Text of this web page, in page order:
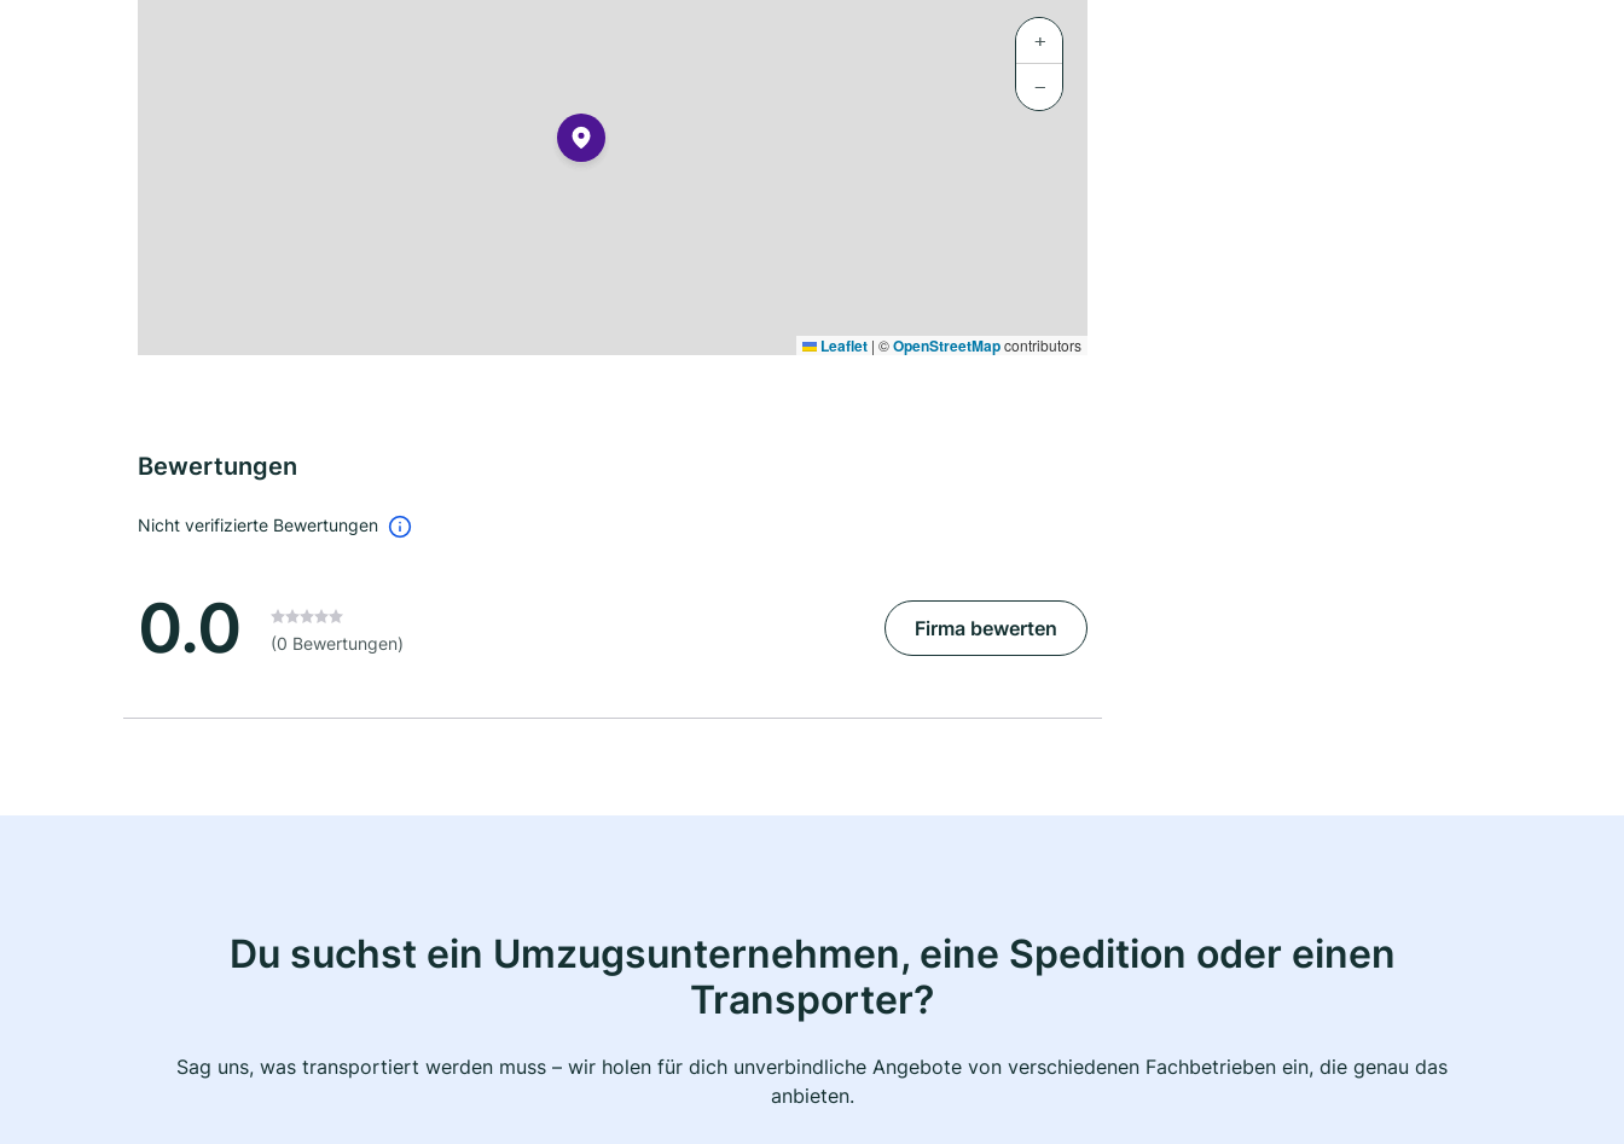
+
−
Leaflet | ©OpenStreetMapcontributors
Bewertungen
Nicht verifizierte Bewertungen
0.0 (0 Bewertungen)
Firma bewerten
Du suchst ein Umzugsunternehmen, eine Spedition oder einen
Transporter?
Sag uns, was transportiert werden muss – wir holen für dich unverbindliche Angebote von verschiedenen Fachbetrieben ein, die genau das
anbieten.